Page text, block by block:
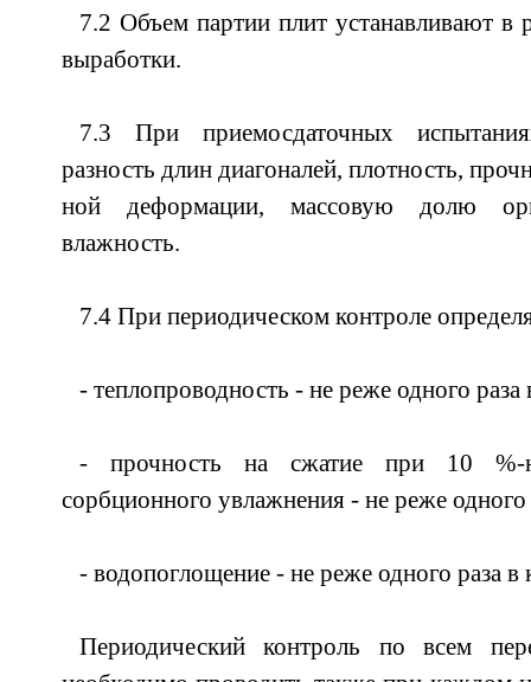
7.2 Объем партии плит устанавливают в
выработки.
7.3 При приемосдаточных
разность длин диагоналей, плотность,
ной деформации, массовую долю
влажность.
7.4 При периодическом контроле
- теплопроводность - не реже одного раза
- прочность на сжатие при 10 %-
сорбционного увлажнения - не реже одного
- водопоглощение - не реже одного раза в
Периодический контроль по всем